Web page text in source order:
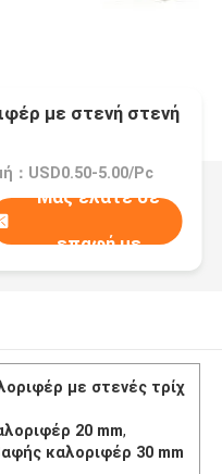
με στενή στενή
：USD0.50-5.00/Pc
Μας ελάτε σε
επαφή με
με στενές τρίχ
20 mm,
καλοριφέρ 30 mm